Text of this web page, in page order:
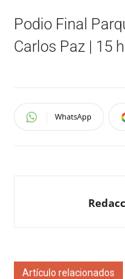
Podio Final
Carlos Paz | 15
WhatsApp
Artículo relacionados